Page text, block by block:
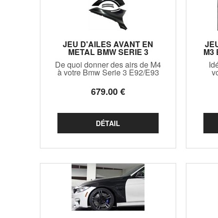
JEU D'AILES AVANT EN
METAL BMW SERIE 3
E92/E93 LOOK M4 VERSION
2 (2006/2013)
De quoi donner des airs de M4
à votre Bmw Serie 3 E92/E93
top niveau en metal avec
clignotants déciés ! Attention,
bocal de lave glace de la M3
E92/E93 pour le montage de
ces ailes (non fo
679.00€
M3